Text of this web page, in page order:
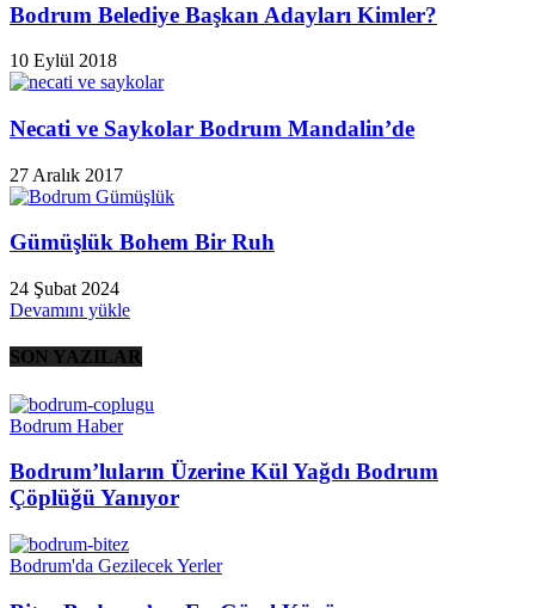
Bodrum Belediye Başkan Adayları Kimler?
10 Eylül 2018
Necati ve Saykolar Bodrum Mandalin’de
27 Aralık 2017
Gümüşlük Bohem Bir Ruh
24 Şubat 2024
Devamını yükle
SON YAZILAR
Bodrum Haber
Bodrum’luların Üzerine Kül Yağdı Bodrum
Çöplüğü Yanıyor
Bodrum'da Gezilecek Yerler